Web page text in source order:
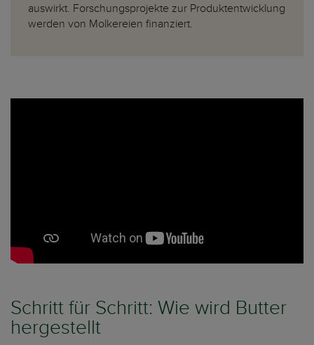
auswirkt. Forschungsprojekte zur Produktentwicklung
werden von Molkereien finanziert.
Schritt für Schritt: Wie wird Butter
hergestellt